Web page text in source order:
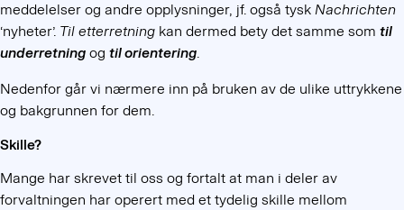
meddelelser og andre opplysninger, jf. også tysk Nachrichten
‘nyheter’. Til etterretning kan dermed bety det samme som til
underretning og til orientering.
Nedenfor går vi nærmere inn på bruken av de ulike uttrykkene
og bakgrunnen for dem.
Skille?
Mange har skrevet til oss og fortalt at man i deler av
forvaltningen har operert med et tydelig skille mellom